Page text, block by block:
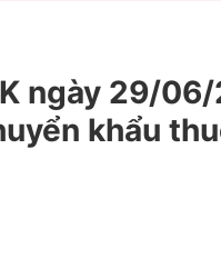
ngày 29/
khẩu